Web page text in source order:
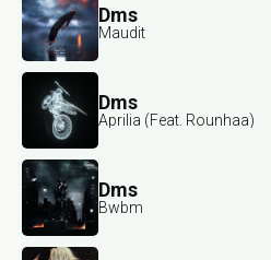
Dms
Maudit
Dms
Aprilia (Feat. Rounhaa)
Dms
Bwbm